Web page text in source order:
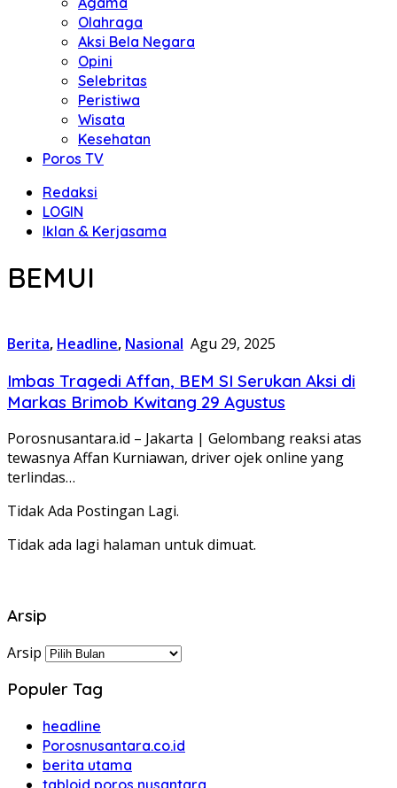
Olahraga
Aksi Bela Negara
Opini
Selebritas
Peristiwa
Wisata
Kesehatan
Poros TV
Redaksi
LOGIN
Iklan & Kerjasama
BEMUI
Berita, Headline, Nasional Agu 29, 2025
Imbas Tragedi Affan, BEM SI Serukan Aksi di
Markas Brimob Kwitang 29 Agustus
Porosnusantara.id – Jakarta | Gelombang reaksi atas
tewasnya Affan Kurniawan, driver ojek online yang
terlindas…
Tidak Ada Postingan Lagi.
Tidak ada lagi halaman untuk dimuat.
Arsip
Arsip
Populer Tag
headline
Porosnusantara.co.id
berita utama